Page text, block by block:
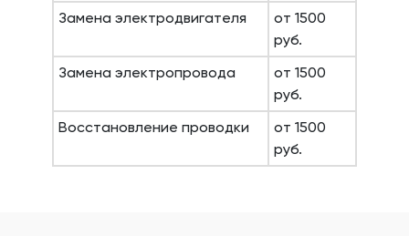
Замена электродвигателя
от 1500
руб.
Замена электропровода
от 1500
руб.
Восстановление проводки
от 1500
руб.